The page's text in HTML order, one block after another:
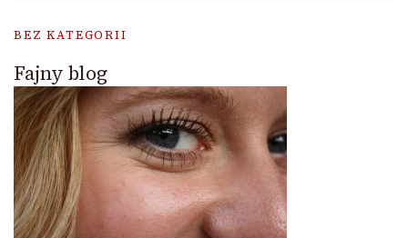
BEZ KATEGORII
Fajny blog